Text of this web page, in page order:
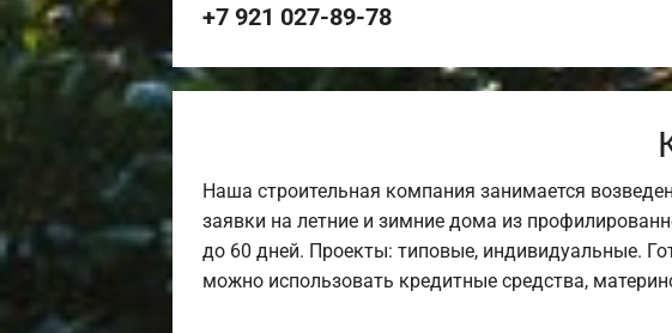
+7 921 027-89-78
Наша строительная компания занимается
заявки на летние и зимние дома из
до 60 дней. Проекты: типовые, индивидуальные.
можно использовать кредитные средства,